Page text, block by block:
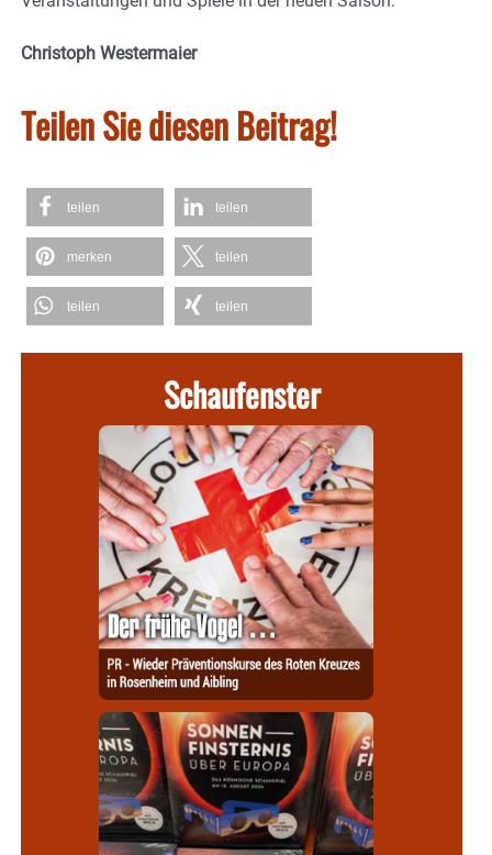
Christoph Westermaier
Teilen Sie diesen Beitrag!
teilen teilen
merken teilen
teilen teilen
Schaufenster